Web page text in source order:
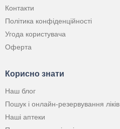
Контакти
Політика конфіденційності
Угода користувача
Оферта
Корисно знати
Наш блог
Пошук і онлайн-резервування ліків
Наші аптеки